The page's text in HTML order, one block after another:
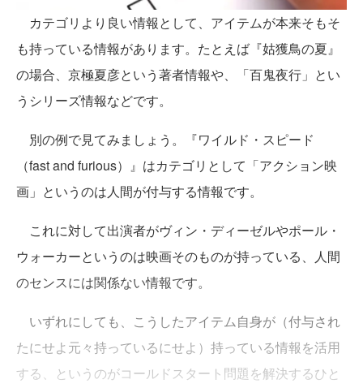
カテゴリより良い情報として、アイテムが本来そもそ
も持っている情報があります。たとえば『姑獲鳥の夏』
の場合、京極夏彦という著者情報や、「百鬼夜行」とい
うシリーズ情報などです。
別の例で見てみましょう。『ワイルド・スピード
（fast and furious）』はカテゴリとして「アクション映
画」というのは人間が付与する情報です。
これに対して出演者がヴィン・ディーゼルやポール・
ウォーカーというのは映画そのものが持っている、人間
のセンスには関係ない情報です。
いずれにしても、こうしたアイテム自身が（付与され
たにせよ元々持っているにせよ）持っている情報を活用
する、というのがコールドスタート問題を解決するひと